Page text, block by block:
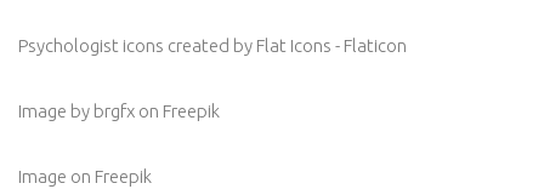
Psychologist icons created by Flat Icons - Flaticon
Image by brgfx on Freepik
Image on Freepik